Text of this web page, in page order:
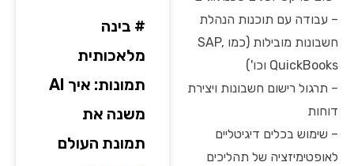
– עבודה עם תוכנות הנהלת
חשבונות מובילות (כמו SAP,
QuickBooks וכו')
– תרגול רישום חשבונות ויצירת
דוחות
– שימוש בכלים דיגיטליים
לאופטימיזציה של תהליכים
# בינה
מלאכותית
תמונות: איך AI
משנה את
תמונת העולם